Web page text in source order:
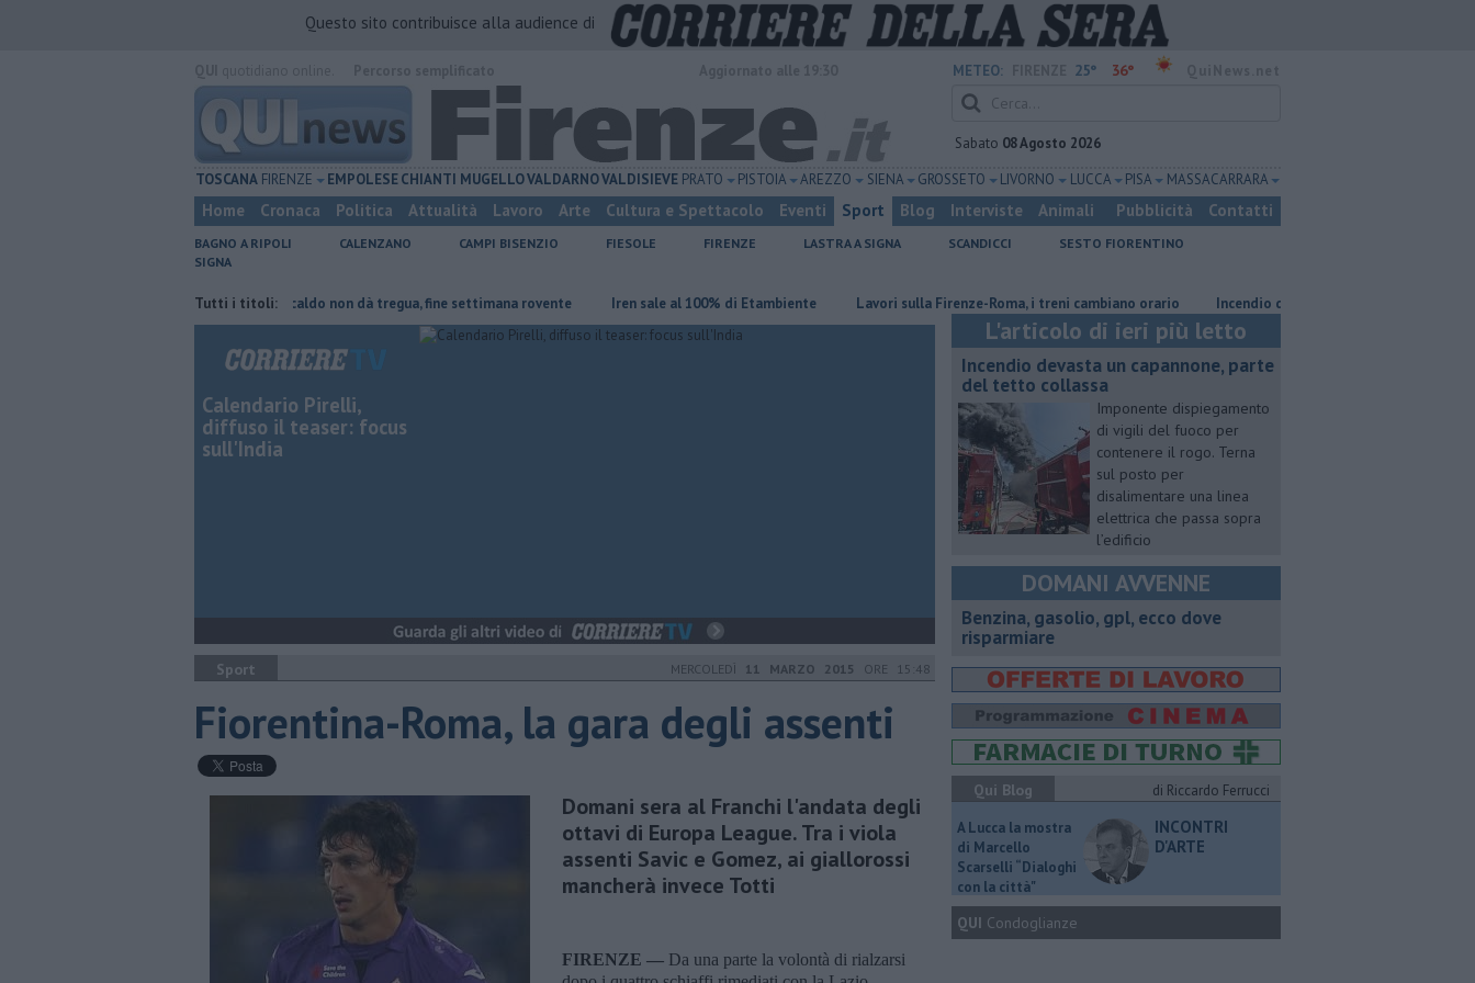
Questo sito contribuisce alla audience di
METEO: 25° 36°
Sabato 08 Agosto 2026
TOSCANA FIRENZE EMPOLESECHIANTI MUGELLOVALDARNOVALDISIEVE PRATO PISTOIA AREZZO SIENA GROSSETO LIVORNO LUCCA PISA MASSA CARRARA
Home Cronaca Politica Attualità Lavoro Arte Cultura e Spettacolo Eventi Sport Blog Interviste Animali Pubblicità Contatti
BAGNO A RIPOLI CALENZANO CAMPI BISENZIO FIESOLE FIRENZE LASTRA A SIGNA SCANDICCI
SESTO FIORENTINO
SIGNA
Tutti i titoli:
Il grande caldo non dà tregua, fine settimana rovente Iren sale al 100% di Etambiente Lavori sulla Firenze-Roma, i treni cambiano orario Incendio devasta un capannone, parte del tetto
Calendario Pirelli,
diffuso il teaser: focus
sull'India
Sport MERCOLEDÌ 11 MARZO 2015 ORE 15:48
Fiorentina-Roma, la gara degli assenti
Domani sera al Franchi l'andata degli
ottavi di Europa League. Tra i viola
assenti Savic e Gomez, ai giallorossi
mancherà invece Totti
FIRENZE — Da una parte la volontà di rialzarsi
L'articolo di ieri più letto
Incendio devasta un capannone, parte
del tetto collassa
Imponente dispiegamento
di vigili del fuoco per
contenere il rogo. Terna
sul posto per
disalimentare una linea
elettrica che passa sopra
l’edificio
DOMANI AVVENNE
​Benzina, gasolio, gpl, ecco dove
risparmiare
Qui Blog
di Riccardo Ferrucci
A Lucca la mostra
di Marcello
Scarselli “Dialoghi
con la città"
INCONTRI
D'ARTE
QUI Condoglianze